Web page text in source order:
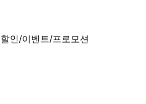
할인/이벤트/프로모션